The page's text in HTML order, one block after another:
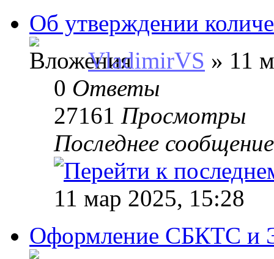
Об утверждении
VladimirVS » 11
0 Ответы
27161 Просмотры
Последнее
11 мар 2025, 15:28
Оформление СБКТС и